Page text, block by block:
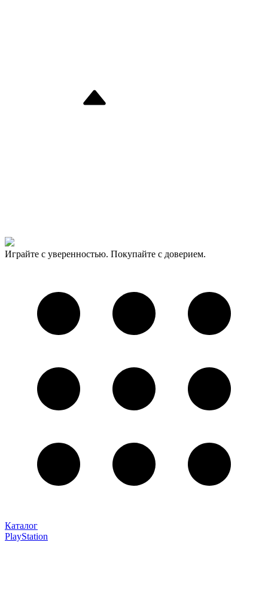
Играйте с уверенностью. Покупайте с доверием.
Каталог
PlayStation